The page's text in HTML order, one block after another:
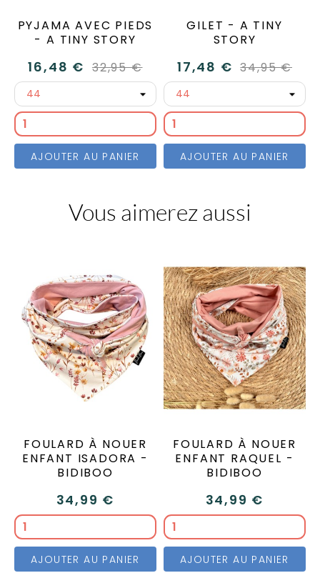
PYJAMA AVEC PIEDS
- A TINY STORY
16,48 € 32,95 €
AJOUTER AU PANIER
GILET - A TINY
STORY
17,48 € 34,95 €
AJOUTER AU PANIER
Vous aimerez aussi
FOULARD À NOUER
ENFANT ISADORA -
BIDIBOO
34,99 €
AJOUTER AU PANIER
FOULARD À NOUER
ENFANT RAQUEL -
BIDIBOO
34,99 €
AJOUTER AU PANIER